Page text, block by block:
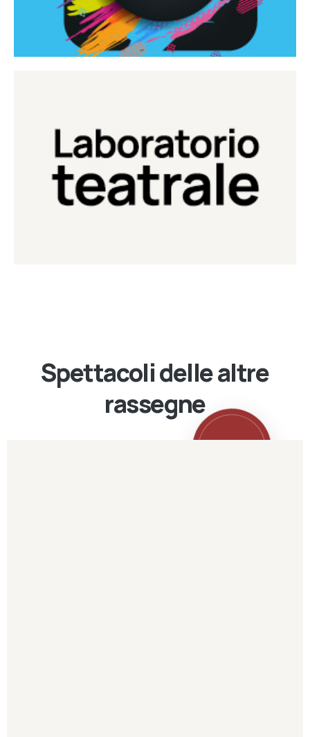
Laboratorio Teatrale
Laboratorio di teatro del Teatro Eduardo de Filippo
Continua
Spettacoli delle altre
rassegne